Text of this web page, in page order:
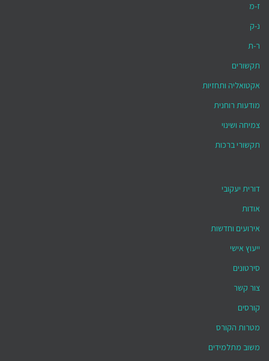
ז-מ
נ-ק
ר-ת
תקשורים
אקטואליה ותחזיות
מודעות רוחנית
צמיחה ושינוי
תקשורי ברכות
דורית יעקובי
אודות
אירועים וחדשות
ייעוץ אישי
סירטונים
צור קשר
קורסים
מטרות הקורס
משוב מתלמידים